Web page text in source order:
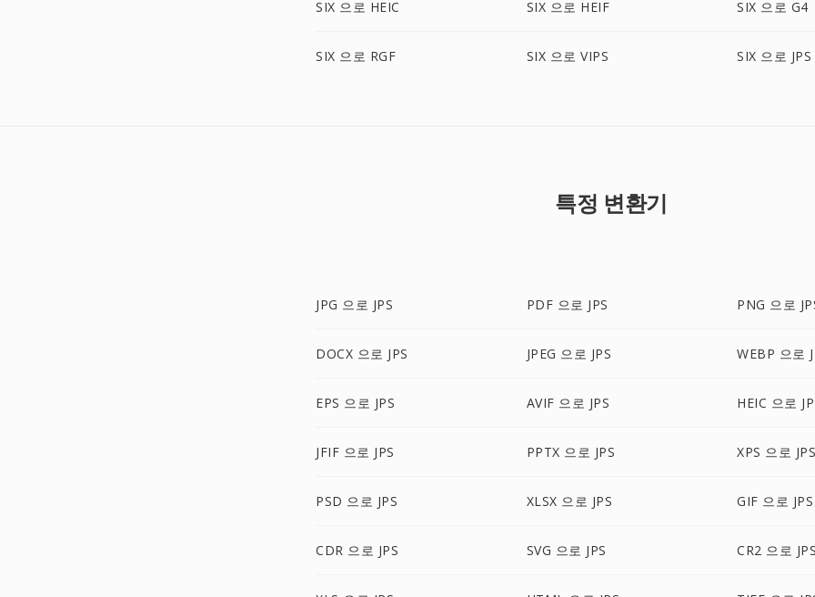
SIX 으로 HEIC SIX 으로 HEIF SIX 으로 G4
SIX 으로 RGF SIX 으로 VIPS SIX 으로 JPS
특정 변환기
JPG 으로 JPS PDF 으로 JPS PNG 으로
DOCX 으로 JPS JPEG 으로 JPS WEBP 으로
EPS 으로 JPS AVIF 으로 JPS HEIC 으로
JFIF 으로 JPS PPTX 으로 JPS XPS 으로 JPS
PSD 으로 JPS XLSX 으로 JPS GIF 으로 JPS
CDR 으로 JPS SVG 으로 JPS CR2 으로 JPS